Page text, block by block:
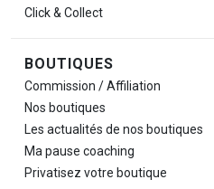
Click & Collect
BOUTIQUES
Commission / Affiliation
Nos boutiques
Les actualités de nos boutiques
Ma pause coaching
Privatisez votre boutique